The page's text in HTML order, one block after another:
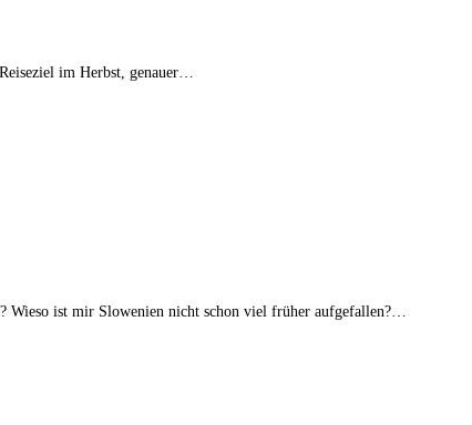
im Herbst, genauer…
Wieso ist mir Slowenien nicht schon viel früher aufgefallen?…